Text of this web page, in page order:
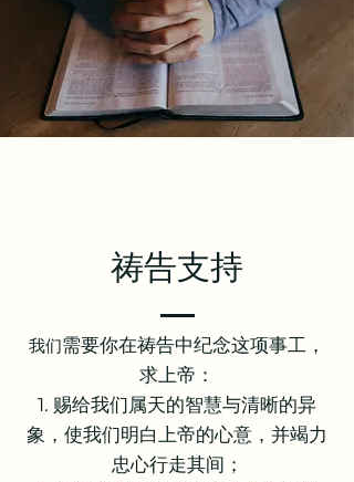
​祷告支持
我们需要你在祷告中纪念这项事工，
求上帝：
1. 赐给我们属天的智慧与清晰的异
象，使我们明白上帝的心意，并竭力
忠心行走其间；